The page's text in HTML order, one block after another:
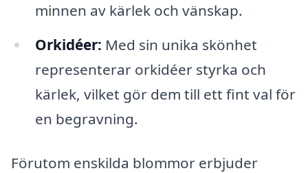
minnen av kärlek och vänskap.
Orkidéer: Med sin unika skönhet
representerar orkidéer styrka och
kärlek, vilket gör dem till ett fint val för
en begravning.
Förutom enskilda blommor erbjuder